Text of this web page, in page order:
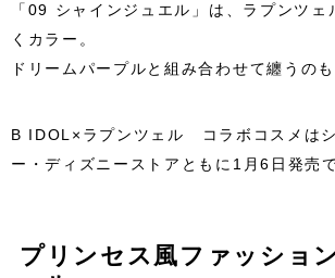
「09 シャインジュエル」は、ラプンツェ
くカラー。
ドリームパープルと組み合わせて纏うの
B IDOL×ラプンツェル コラボコスメは
ー・ディズニーストアともに1月6日発売で
プリンセス風ファッショ